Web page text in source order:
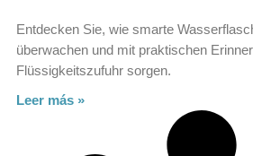
Entdecken Sie, wie smarte
überwachen und mit praktischen
Flüssigkeitszufuhr sorgen.
Leer más »